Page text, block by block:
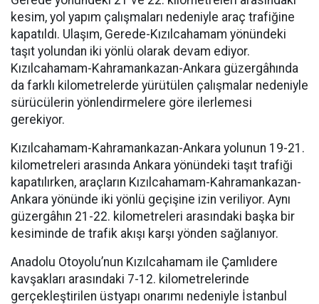
kesim, yol yapım çalışmaları nedeniyle araç trafiğine
kapatıldı. Ulaşım, Gerede-Kızılcahamam yönündeki
taşıt yolundan iki yönlü olarak devam ediyor.
Kızılcahamam-Kahramankazan-Ankara güzergâhında
da farklı kilometrelerde yürütülen çalışmalar nedeniyle
sürücülerin yönlendirmelere göre ilerlemesi
gerekiyor.
Kızılcahamam-Kahramankazan-Ankara yolunun 19-21.
kilometreleri arasında Ankara yönündeki taşıt trafiği
kapatılırken, araçların Kızılcahamam-Kahramankazan-
Ankara yönünde iki yönlü geçişine izin veriliyor. Aynı
güzergâhın 21-22. kilometreleri arasındaki başka bir
kesiminde de trafik akışı karşı yönden sağlanıyor.
Anadolu Otoyolu’nun Kızılcahamam ile Çamlıdere
kavşakları arasındaki 7-12. kilometrelerinde
gerçekleştirilen üstyapı onarımı nedeniyle İstanbul